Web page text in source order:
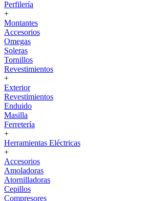
Perfilería
+
Montantes
Accesorios
Omegas
Soleras
Tornillos
Revestimientos
+
Exterior
Revestimientos
Enduido
Masilla
Ferretería
+
Herramientas Eléctricas
+
Accesorios
Amoladoras
Atornilladoras
Cepillos
Compresores